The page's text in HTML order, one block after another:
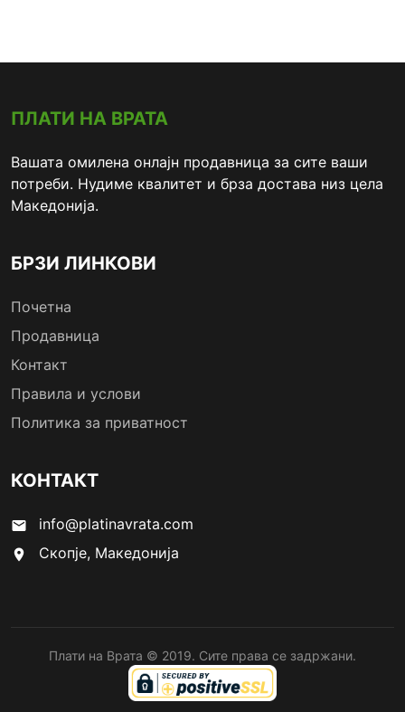
ПЛАТИ НА ВРАТА
Вашата омилена онлајн продавница за сите ваши
потреби. Нудиме квалитет и брза достава низ цела
Македонија.
БРЗИ ЛИНКОВИ
Почетна
Продавница
Контакт
Правила и услови
Политика за приватност
КОНТАКТ
email info@platinavrata.com
location_on Скопје, Македонија
Плати на Врата © 2019. Сите права се задржани.